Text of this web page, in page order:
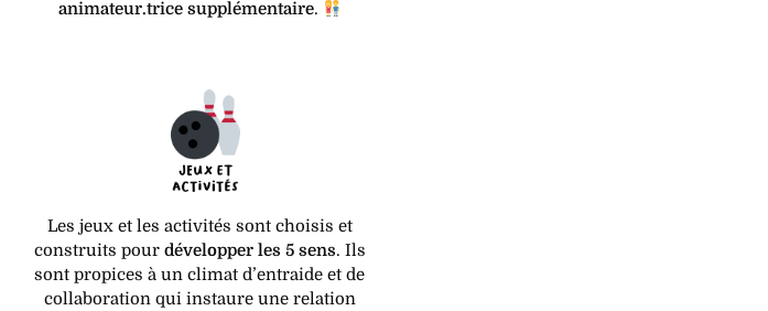
animateur.trice supplémentaire.
Les jeux et les activités sont choisis et
construits pour développer les 5 sens. Ils
sont propices à un climat d’entraide et de
collaboration qui instaure une relation